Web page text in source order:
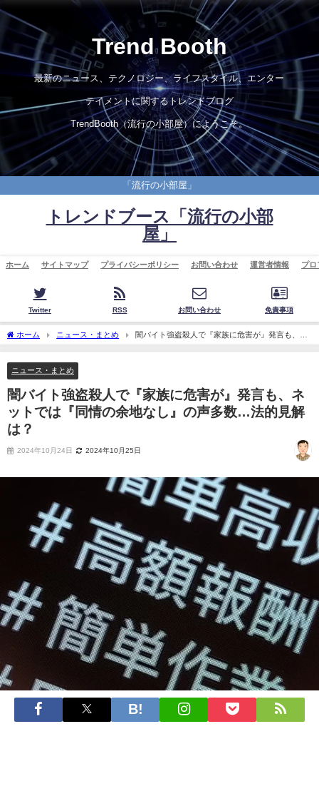
Trend Booth
最新のニュース、テクノロジー、ライフスタイル、エンター
テイメントに関するトレンドブログ
TrendBooth（流行の小部屋）にようこそ。
「流行の小部屋」
トレンドブース「流行の小部
屋」
ホーム サイトマップ プライバシーポリシー お問い合わせ 運営者情報 プロ
Twitter RSS お問い合わせ 免責事項
ホーム ニュース・まとめ
闇バイト強盗殺人で『家族に危害が』発言も、ネ
ットでは『同情の余地なし』の声多数…法的見解は？
ニュース・まとめ
闇バイト強盗殺人で『家族に危害が』発言も、ネ
ットでは『同情の余地なし』の声多数…法的見解
は？
2024年10月24日 2024年10月25日